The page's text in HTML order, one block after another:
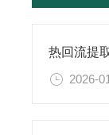
热回流提
2026-